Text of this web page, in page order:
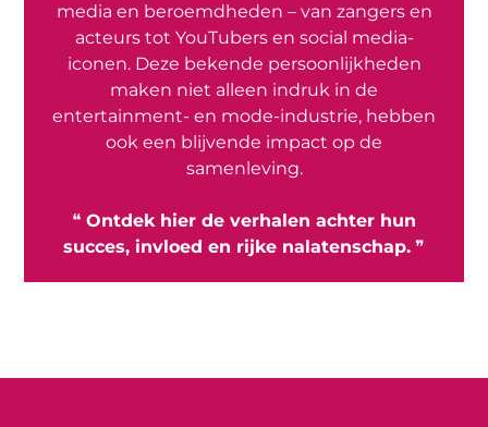
media en beroemdheden – van zangers en
acteurs tot YouTubers en social media-
iconen. Deze bekende persoonlijkheden
maken niet alleen indruk in de
entertainment- en mode-industrie, hebben
ook een blijvende impact op de
samenleving.
❝ Ontdek hier de verhalen achter hun
succes, invloed en rijke nalatenschap. ❞